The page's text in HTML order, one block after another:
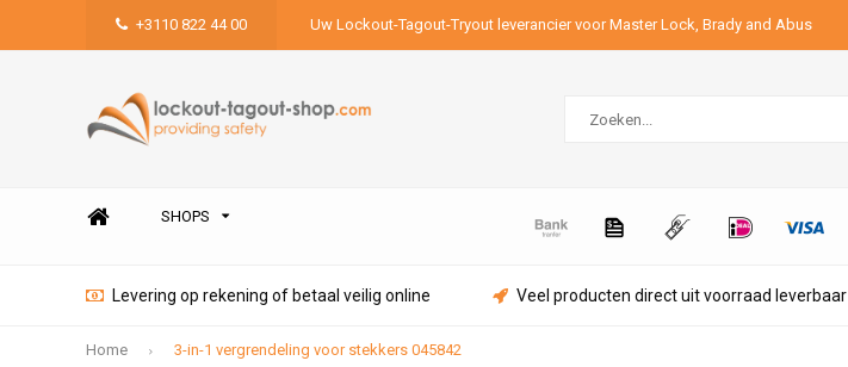
+3110 822 44 00 Uw Lockout-Tagout-Tryout leverancier voor Master Lock, Brady and Abus
SHOPS
Levering op rekening of betaal veilig online Veel producten direct uit voorraad leverbaar
Home 3-in-1 vergrendeling voor stekkers 045842